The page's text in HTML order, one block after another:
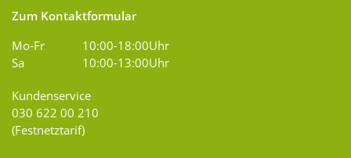
Zum Kontaktformular
Mo-Fr
10:00-18:00Uhr
Sa
10:00-13:00Uhr
Kundenservice
030 622 00 210
(Festnetztarif)